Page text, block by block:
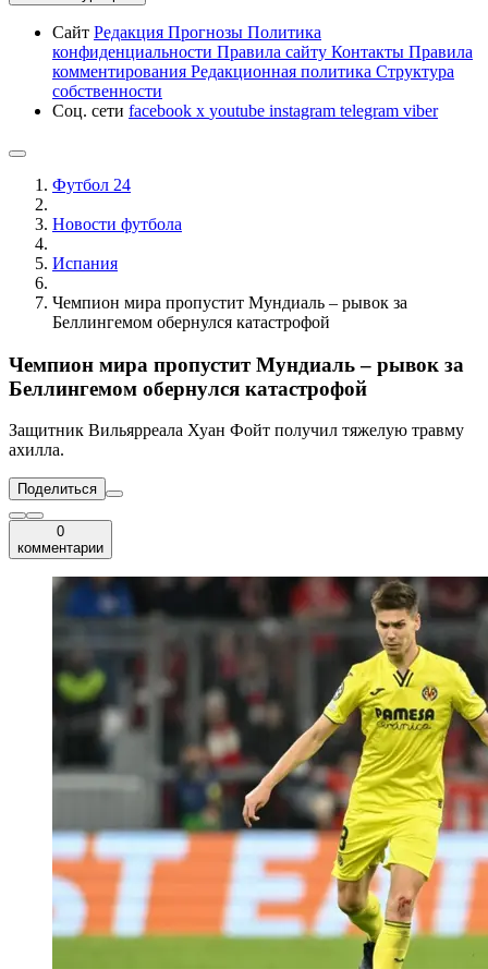
Сайт Редакция Прогнозы Политика
конфиденциальности Правила сайту Контакты Правила
комментирования Редакционная политика Структура
собственности
Соц. сети facebook x youtube instagram telegram viber
Футбол 24
Новости футбола
Испания
Чемпион мира пропустит Мундиаль – рывок за
Беллингемом обернулся катастрофой
Чемпион мира пропустит Мундиаль – рывок за
Беллингемом обернулся катастрофой
Защитник Вильярреала Хуан Фойт получил тяжелую травму
ахилла.
Поделиться
0
комментарии